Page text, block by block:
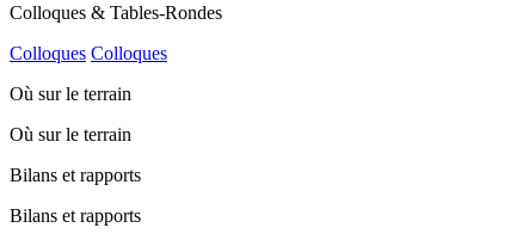
Colloques & Tables-Rondes
Colloques Colloques
Où sur le terrain
Où sur le terrain
Bilans et rapports
Bilans et rapports